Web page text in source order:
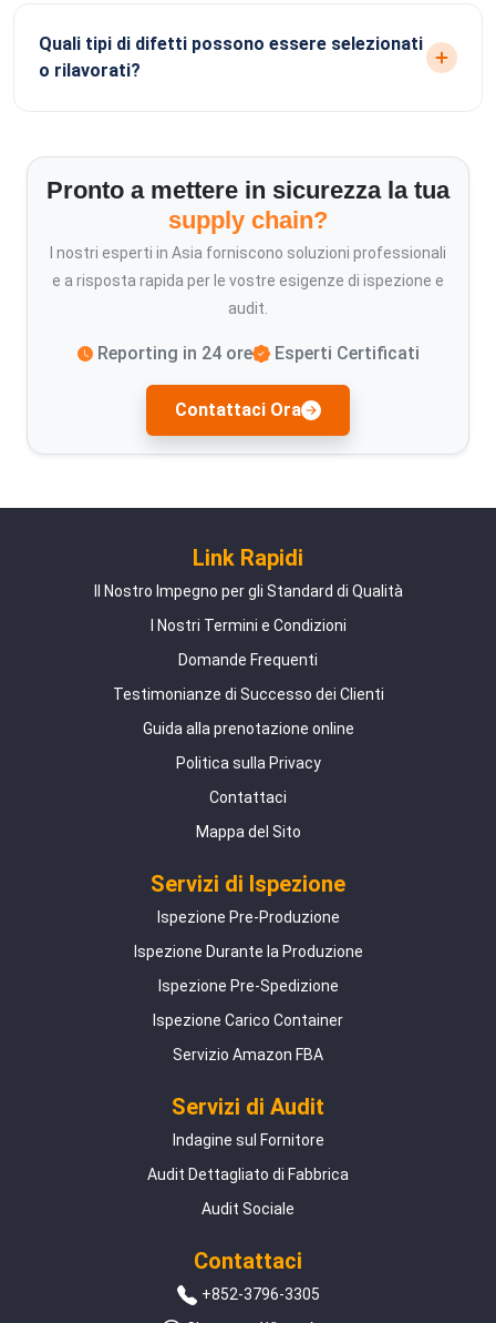
Quali tipi di difetti possono essere selezionati
o rilavorati?
Pronto a mettere in sicurezza la tua
supply chain?
I nostri esperti in Asia forniscono soluzioni professionali
e a risposta rapida per le vostre esigenze di ispezione e
audit.
Reporting in 24 ore Esperti Certificati
Contattaci Ora
Link Rapidi
Il Nostro Impegno per gli Standard di Qualità
I Nostri Termini e Condizioni
Domande Frequenti
Testimonianze di Successo dei Clienti
Guida alla prenotazione online
Politica sulla Privacy
Contattaci
Mappa del Sito
Servizi di Ispezione
Ispezione Pre-Produzione
Ispezione Durante la Produzione
Ispezione Pre-Spedizione
Ispezione Carico Container
Servizio Amazon FBA
Servizi di Audit
Indagine sul Fornitore
Audit Dettagliato di Fabbrica
Audit Sociale
Contattaci
+852-3796-3305